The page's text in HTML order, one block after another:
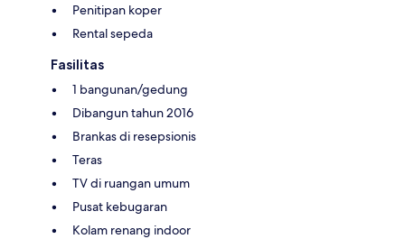
Penitipan koper
Rental sepeda
Fasilitas
1 bangunan/gedung
Dibangun tahun 2016
Brankas di resepsionis
Teras
TV di ruangan umum
Pusat kebugaran
Kolam renang indoor